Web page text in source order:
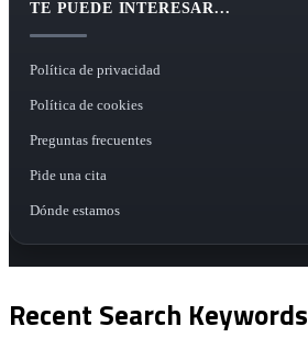
TE PUEDE INTERESAR...
Política de privacidad
Política de cookies
Preguntas frecuentes
Pide una cita
Dónde estamos
Recent Search Keywords